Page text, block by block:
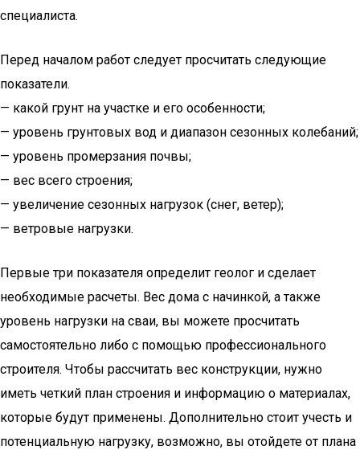
специалиста.
Перед началом работ следует просчитать следующие
показатели.
— какой грунт на участке и его особенности;
— уровень грунтовых вод и диапазон сезонных колебаний;
— уровень промерзания почвы;
— вес всего строения;
— увеличение сезонных нагрузок (снег, ветер);
— ветровые нагрузки.
Первые три показателя определит геолог и сделает
необходимые расчеты. Вес дома с начинкой, а также
уровень нагрузки на сваи, вы можете просчитать
самостоятельно либо с помощью профессионального
строителя. Чтобы рассчитать вес конструкции, нужно
иметь четкий план строения и информацию о материалах,
которые будут применены. Дополнительно стоит учесть и
потенциальную нагрузку, возможно, вы отойдете от плана